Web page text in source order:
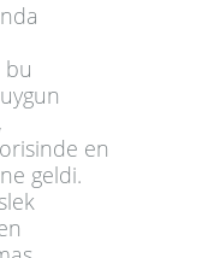
bu
en
geldi.